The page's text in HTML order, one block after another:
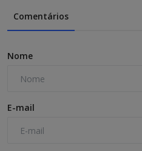
Comentários
Nome
E-mail